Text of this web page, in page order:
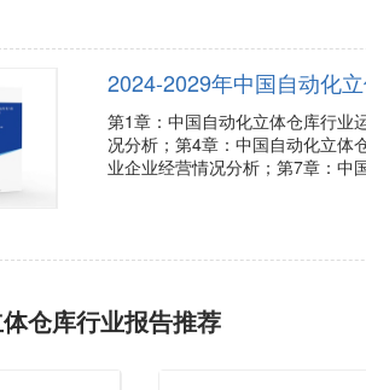
2024-2029年中国自动化
第1章：中国自动化立体仓库行业
况分析；第4章：中国自动化立体
业企业经营情况分析；第7章：中
仓库行业报告推荐